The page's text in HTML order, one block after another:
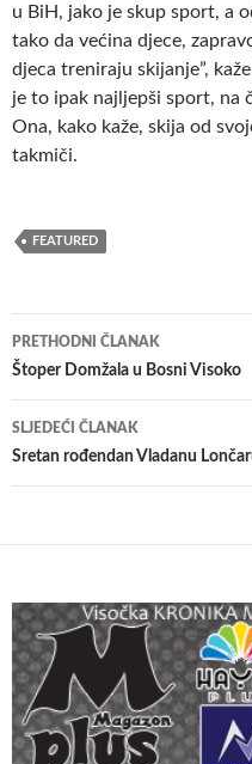
u BiH, jako je skup sport, a
tako da većina djece,
djeca treniraju skijanje”,
je to ipak najljepši sport, na
Ona, kako kaže, skija od
takmiči.
FEATURED
Navigacija
članaka
PRETHODNI ČLANAK
Štoper Domžala u Bosni Visoko
SLJEDEĆI ČLANAK
Sretan rođendan Vladanu